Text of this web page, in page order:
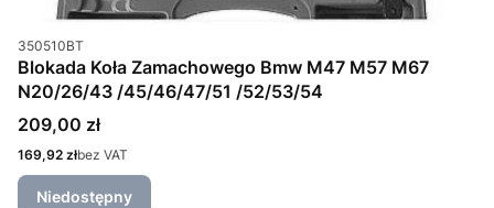
Kod produktu
350510BT
Blokada Koła Zamachowego Bmw M47 M57 M67
N20/26/43 /45/46/47/51 /52/53/54
Cena
209,00 zł
Cena
169,92 złbez VAT
Niedostępny